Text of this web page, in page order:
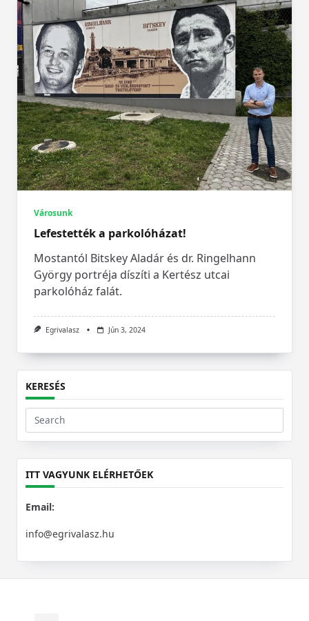
Városunk
Lefestették a parkolóházat!
Mostantól Bitskey Aladár és dr. Ringelhann
György portréja díszíti a Kertész utcai
parkolóház falát.
Egrivalasz Jún 3, 2024
KERESÉS
Search
for:
ITT VAGYUNK ELÉRHETŐEK
Email:
info@egrivalasz.hu